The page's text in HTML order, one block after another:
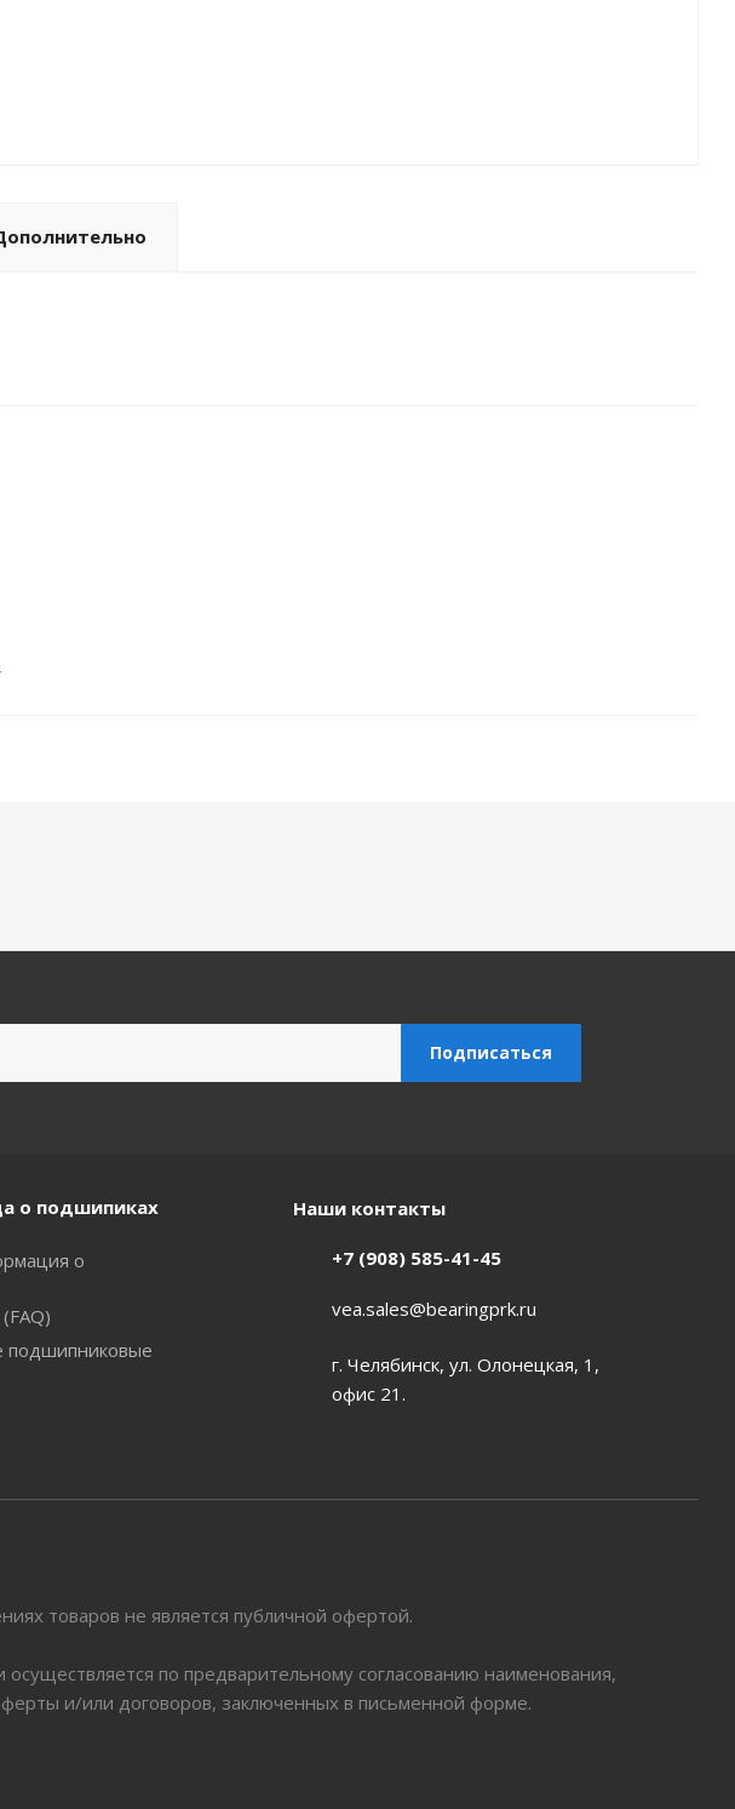
о подшипиках
о
подшипниковые
Наши контакты
+7 (908) 585-41-45
vea.sales@bearingprk.ru
г. Челябинск, ул. Олонецкая, 1,
офис 21.
товаров не является публичной офертой.
по предварительному согласованию наименования,
и/или договоров, заключенных в письменной форме.